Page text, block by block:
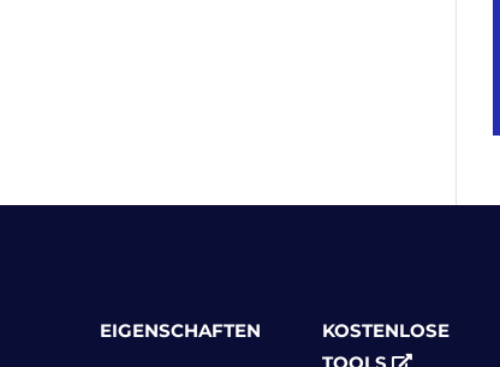
EIGENSCHAFTEN
KOSTENLOSE